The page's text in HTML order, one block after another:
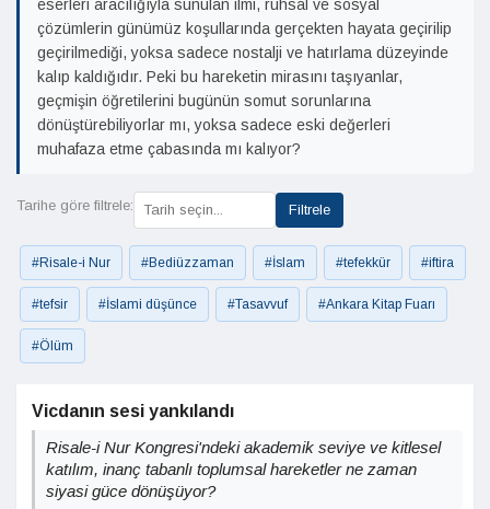
eserleri aracılığıyla sunulan ilmi, ruhsal ve sosyal
çözümlerin günümüz koşullarında gerçekten hayata geçirilip
geçirilmediği, yoksa sadece nostalji ve hatırlama düzeyinde
kalıp kaldığıdır. Peki bu hareketin mirasını taşıyanlar,
geçmişin öğretilerini bugünün somut sorunlarına
dönüştürebiliyorlar mı, yoksa sadece eski değerleri
muhafaza etme çabasında mı kalıyor?
Tarihe göre filtrele: Filtrele
#Risale-i Nur #Bediüzzaman #İslam #tefekkür #iftira
#tefsir #İslami düşünce #Tasavvuf #Ankara Kitap Fuarı
#Ölüm
Vicdanın sesi yankılandı
Risale-i Nur Kongresi'ndeki akademik seviye ve kitlesel
katılım, inanç tabanlı toplumsal hareketler ne zaman
siyasi güce dönüşüyor?